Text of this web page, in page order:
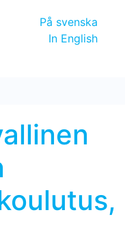
På svenska
In English